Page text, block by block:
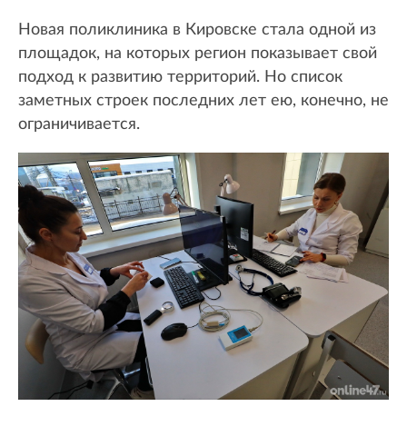
Новая поликлиника в Кировске стала одной из
площадок, на которых регион показывает свой
подход к развитию территорий. Но список
заметных строек последних лет ею, конечно, не
ограничивается.